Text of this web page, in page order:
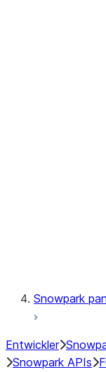
Snowpark
Entwickler
Snowpark APIs